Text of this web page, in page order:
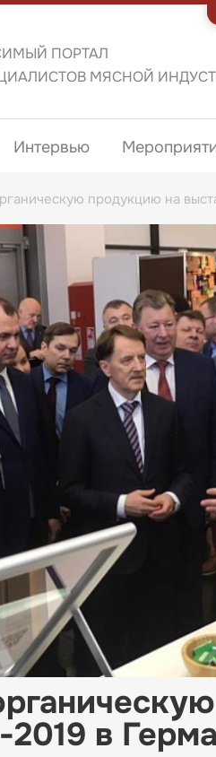
ПОРТАЛ
МЯСНОЙ
Интервью
продукцию на
в